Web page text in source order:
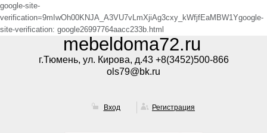
google-site-
verification=9mIwOh00KNJA_A3VU7vLmXjiAg3cxy_kWfjfEaMBW1Ygoogle-
site-verification: google26997764aacc233b.html
mebeldoma72.ru
г.Тюмень, ул. Кирова, д.43 +8(3452)500-866
ols79@bk.ru
Вход Регистрация